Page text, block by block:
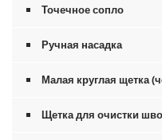
Точечное сопло
Ручная насадка
Малая круглая щетка
Щетка для очистки